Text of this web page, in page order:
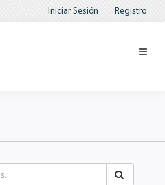
Iniciar Sesión Registro